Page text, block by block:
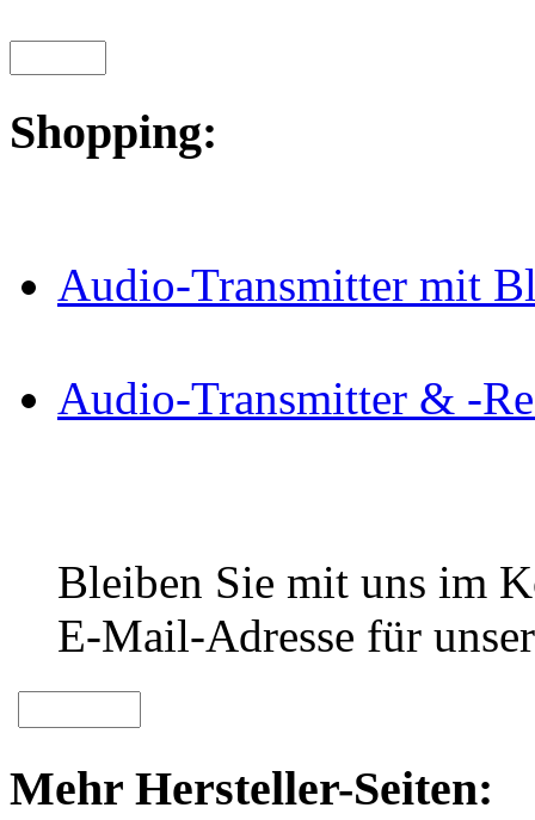
Shopping:
Audio-Transmitter mit
Audio-Transmitter & -
Bleiben Sie mit uns im
E-Mail-Adresse für
Mehr Hersteller-Seiten: